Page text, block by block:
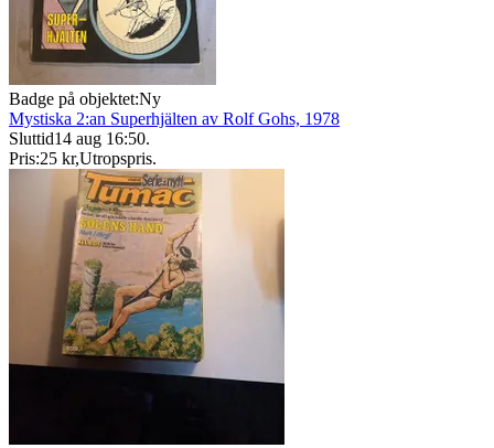
Badge på objektet:Ny
Mystiska 2:an Superhjälten av Rolf Gohs, 1978
Sluttid14 aug 16:50.
Pris:25 kr,Utropspris.